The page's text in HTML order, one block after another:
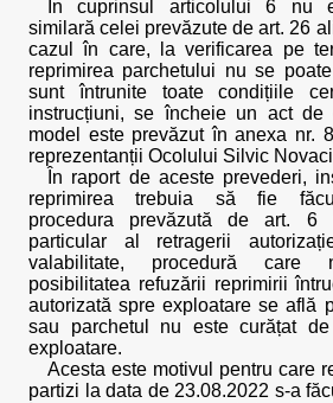
În cuprinsul articolului 6 nu
similară celei prevăzute de art. 26
cazul în care, la verificarea pe
reprimirea parchetului nu se
sunt întrunite toate condițiile
instrucțiuni, se încheie un act de
model este prevăzut în anexa nr.
reprezentanții Ocolului Silvic
În raport de aceste prevederi,
reprimirea trebuia să fie
procedura prevăzută de art. 6
particular al retragerii
valabilitate, procedură care
posibilitatea refuzării reprimirii
autorizată spre exploatare se află
sau parchetul nu este curățat
exploatare.
Acesta este motivul pentru care
partizi la data de 23.08.2022 s-a